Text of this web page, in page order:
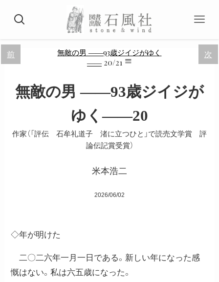
前 次
無敵の男 ――93歳ジイジがゆく
――20/21 ≡
無敵の男 ――93歳ジイジが
ゆく――20
作家（「評伝 石牟礼道子 渚に立つひと」で読売文学賞 評
論伝記賞受賞）
米本浩二
2026/06/02
◇年が明けた
二〇二六年一月一日である。新しい年になった感
慨はない。私は六五歳になった。